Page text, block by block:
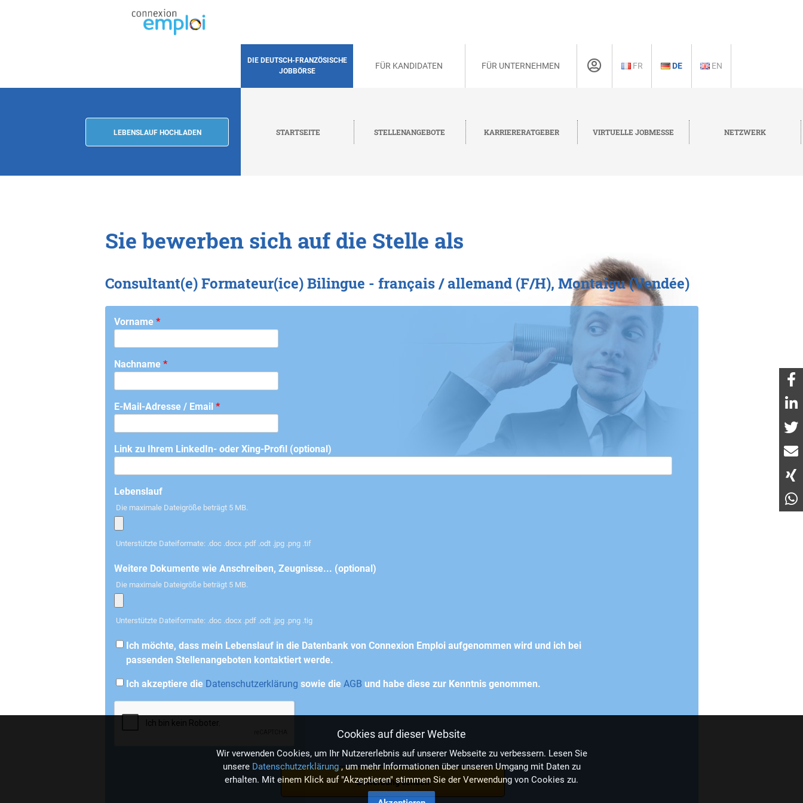
DIE DEUTSCH-FRANZÖSISCHE
JOBBÖRSE
FÜR KANDIDATEN FÜR UNTERNEHMEN FR DE EN
LEBENSLAUF HOCHLADEN STARTSEITE STELLENANGEBOTE KARRIERERATGEBER VIRTUELLE JOBMESSE NETZWERK
Sie bewerben sich auf die Stelle als
Consultant(e) Formateur(ice) Bilingue - français / allemand (F/H), Montaigu (Vendée)
Vorname*
Nachname*
E-Mail-Adresse / Email *
Link zu Ihrem LinkedIn- oder Xing-Profil (optional)
Lebenslauf
Die maximale Dateigröße beträgt 5 MB.
Unterstützte Dateiformate: .doc .docx .pdf .odt .jpg .png .tif
Weitere Dokumente wie Anschreiben, Zeugnisse... (optional)
Die maximale Dateigröße beträgt 5 MB.
Unterstützte Dateiformate: .doc .docx .pdf .odt .jpg .png .tig
Ich möchte, dass mein Lebenslauf in die Datenbank von Connexion Emploi aufgenommen wird und ich bei
passenden Stellenangeboten kontaktiert werde.
Ich akzeptiere die Datenschutzerklärung sowie dieAGB und habe diese zur Kenntnis genommen.
Cookies auf dieser Website
Wir verwenden Cookies, um Ihr Nutzererlebnis auf unserer Webseite zu verbessern. Lesen Sie
unsere Datenschutzerklärung, um mehr Informationen über unseren Umgang mit Daten zu
erhalten. Mit einem Klick auf "Akzeptieren" stimmen Sie der Verwendung von Cookies zu.